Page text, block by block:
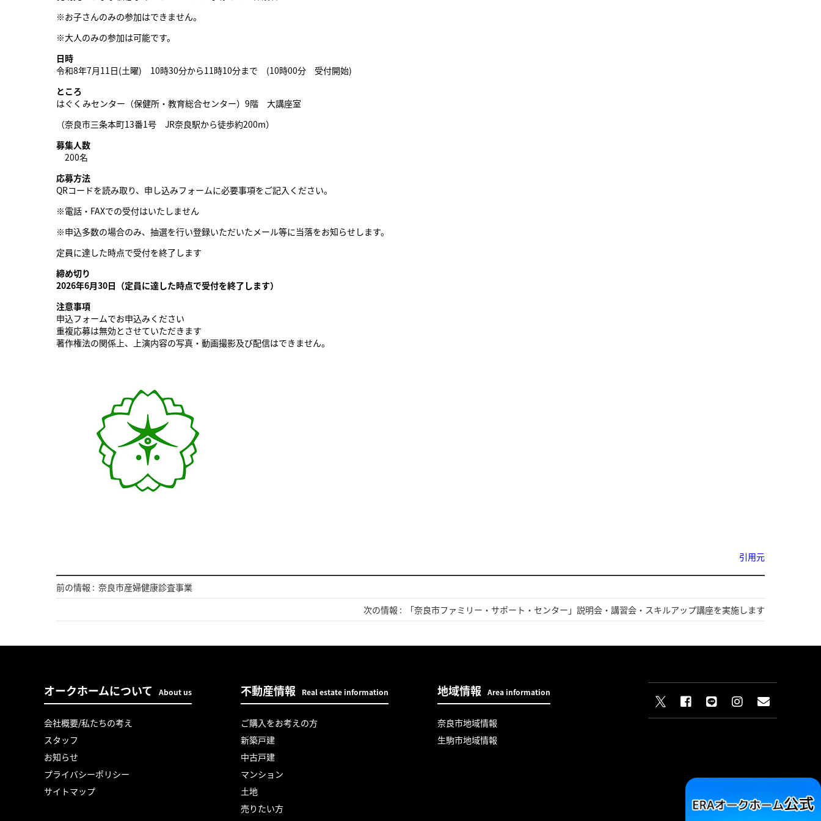
※お子さんのみの参加はできません。
※大人のみの参加は可能です。
日時
令和8年7月11日(土曜) 10時30分から11時10分まで (10時00分 受付開始)
ところ
はぐくみセンター（保健所・教育総合センター）9階 大講座室
（奈良市三条本町13番1号 JR奈良駅から徒歩約200m）
募集人数
200名
応募方法
QRコードを読み取り、申し込みフォームに必要事項をご記入ください。
※電話・FAXでの受付はいたしません
※申込多数の場合のみ、抽選を行い登録いただいたメール等に当落をお知らせします。
定員に達した時点で受付を終了します
締め切り
2026年6月30日（定員に達した時点で受付を終了します）
注意事項
申込フォームでお申込みください
重複応募は無効とさせていただきます
著作権法の関係上、上演内容の写真・動画撮影及び配信はできません。
引用元
前の情報 : 奈良市産婦健康診査事業
次の情報 :
「奈良市ファミリー・サポート・センター」説明会・講習会・スキルアップ講座を実施します
オークホームについて About us
会社概要/私たちの考え
スタッフ
お知らせ
プライバシーポリシー
サイトマップ
不動産情報 Real estate information
ご購入をお考えの方
新築戸建
中古戸建
マンション
土地
売りたい方
地域情報 Area information
奈良市地域情報
生駒市地域情報